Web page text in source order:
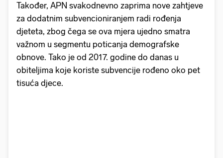
Također, APN svakodnevno zaprima nove zahtjeve
za dodatnim subvencioniranjem radi rođenja
djeteta, zbog čega se ova mjera ujedno smatra
važnom u segmentu poticanja demografske
obnove. Tako je od 2017. godine do danas u
obiteljima koje koriste subvencije rođeno oko pet
tisuća djece.